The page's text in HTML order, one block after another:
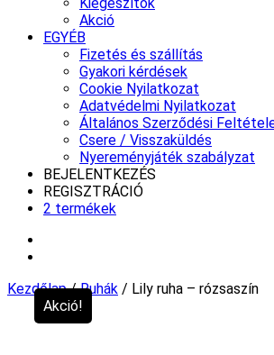
Akció
EGYÉB
Fizetés és szállítás
Gyakori kérdések
Cookie Nyilatkozat
Adatvédelmi Nyilatkozat
Általános Szerződési
Csere / Visszaküldés
Nyereményjáték szabályzat
BEJELENTKEZÉS
REGISZTRÁCIÓ
2 termékek
Kezdőlap/Ruhák / Lily ruha – rózsaszín
Akció!